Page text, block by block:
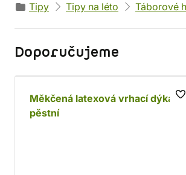
Tipy
Tipy na léto Táborové
Doporučujeme
Měkčená latexová vrhací dýka -
pěstní